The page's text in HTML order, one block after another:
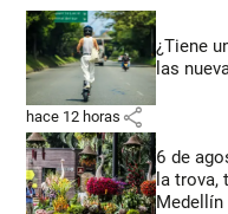
¿Tiene
las
hace 12 horas share
6 de
la trova,
Medellín